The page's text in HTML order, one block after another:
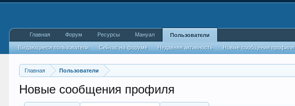
Главная Пользователи
Новые сообщения профиля
Главная Форум Ресурсы Мануал Пользователи
Выдающиеся пользователи Сейчас на форуме Недавняя активность Новые сообщения профиля